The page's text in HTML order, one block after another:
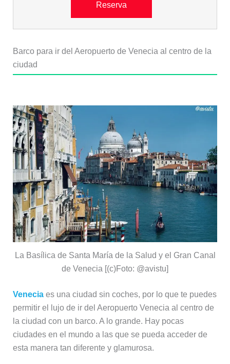
Reserva
Barco para ir del Aeropuerto de Venecia al centro de la
ciudad
La Basílica de Santa María de la Salud y el Gran Canal
de Venecia [(c)Foto: @avistu]
Veneciaes una ciudad sin coches, por lo que te puedes
permitir el lujo de ir del Aeropuerto Venecia al centro de
la ciudad con un barco. A lo grande. Hay pocas
ciudades en el mundo a las que se pueda acceder de
esta manera tan diferente y glamurosa.